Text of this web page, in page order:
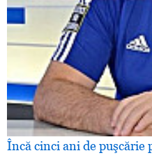
Încă cinci ani de